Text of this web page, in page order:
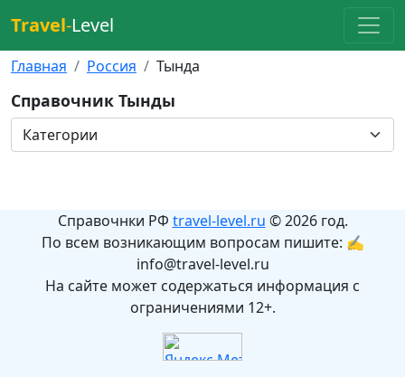
Travel-Level
Главная Россия Тында
Справочник Тынды
Справочнки РФ travel-level.ru © 2026 год.
По всем возникающим вопросам пишите: ✍
info@travel-level.ru
На сайте может содержаться информация с
ограничениями 12+.